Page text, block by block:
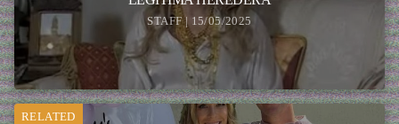
STAFF | 15/05/2025
RELATED